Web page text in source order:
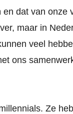
dat van
maar in
veel
ons
Ze